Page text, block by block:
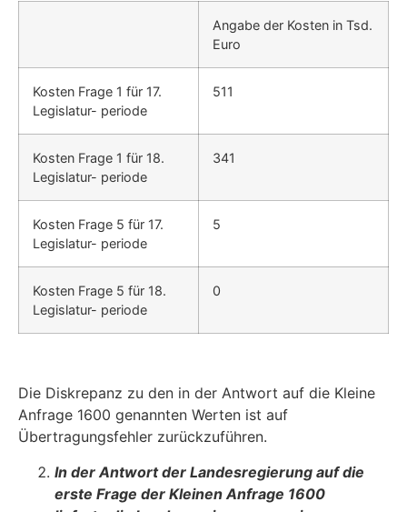
Angabe der Kosten in Tsd.
Euro
Kosten Frage 1 für 17.
Legislatur- periode
511
Kosten Frage 1 für 18.
Legislatur- periode
341
Kosten Frage 5 für 17.
Legislatur- periode
5
Kosten Frage 5 für 18.
Legislatur- periode
0
Die Diskrepanz zu den in der Antwort auf die Kleine
Anfrage 1600 genannten Werten ist auf
Übertragungsfehler zurückzuführen.
In der Antwort der Landesregierung auf die
erste Frage der Kleinen Anfrage 1600